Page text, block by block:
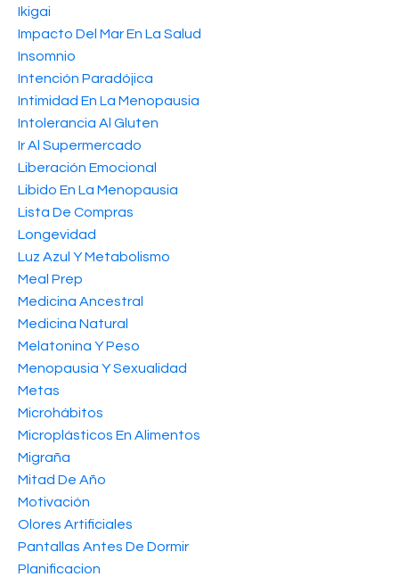
Ikigai
Impacto Del Mar En La Salud
Insomnio
Intención Paradójica
Intimidad En La Menopausia
Intolerancia Al Gluten
Ir Al Supermercado
Liberación Emocional
Libido En La Menopausia
Lista De Compras
Longevidad
Luz Azul Y Metabolismo
Meal Prep
Medicina Ancestral
Medicina Natural
Melatonina Y Peso
Menopausia Y Sexualidad
Metas
Microhábitos
Microplásticos En Alimentos
Migraña
Mitad De Año
Motivación
Olores Artificiales
Pantallas Antes De Dormir
Planificacion